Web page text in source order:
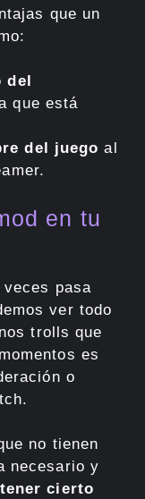
que un
que está
del juego al
en tu
veces pasa
ver todo
trolls que
es
o
no tienen
necesario y
cierto